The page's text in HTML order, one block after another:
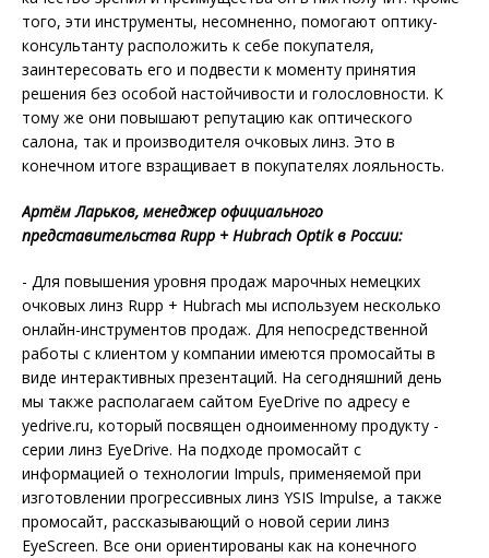
того, эти инструменты, несомненно, помогают оптику-
консультанту расположить к себе покупателя,
заинтересовать его и подвести к моменту принятия
решения без особой настойчивости и голословности. К
тому же они повышают репутацию как оптического
салона, так и производителя очковых линз. Это в
конечном итоге взращивает в покупателях лояльность.
Артём Ларьков, менеджер официального
представительства Rupp + Hubrach Optik в России:
- Для повышения уровня продаж марочных немецких
очковых линз Rupp + Hubrach мы используем несколько
онлайн-инструментов продаж. Для непосредственной
работы с клиентом у компании имеются промосайты в
виде интерактивных презентаций. На сегодняшний день
мы также располагаем сайтом EyeDrive по адресу e
yedrive.ru, который посвящен одноименному продукту -
серии линз EyeDrive. На подходе промосайт с
информацией о технологии Impuls, применяемой при
изготовлении прогрессивных линз YSIS Impulse, а также
промосайт, рассказывающий о новой серии линз
EyeScreen. Все они ориентированы как на конечного